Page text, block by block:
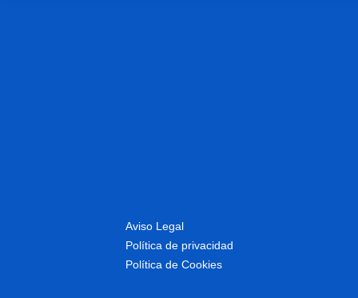
Aviso Legal
Política de privacidad
Política de Cookies